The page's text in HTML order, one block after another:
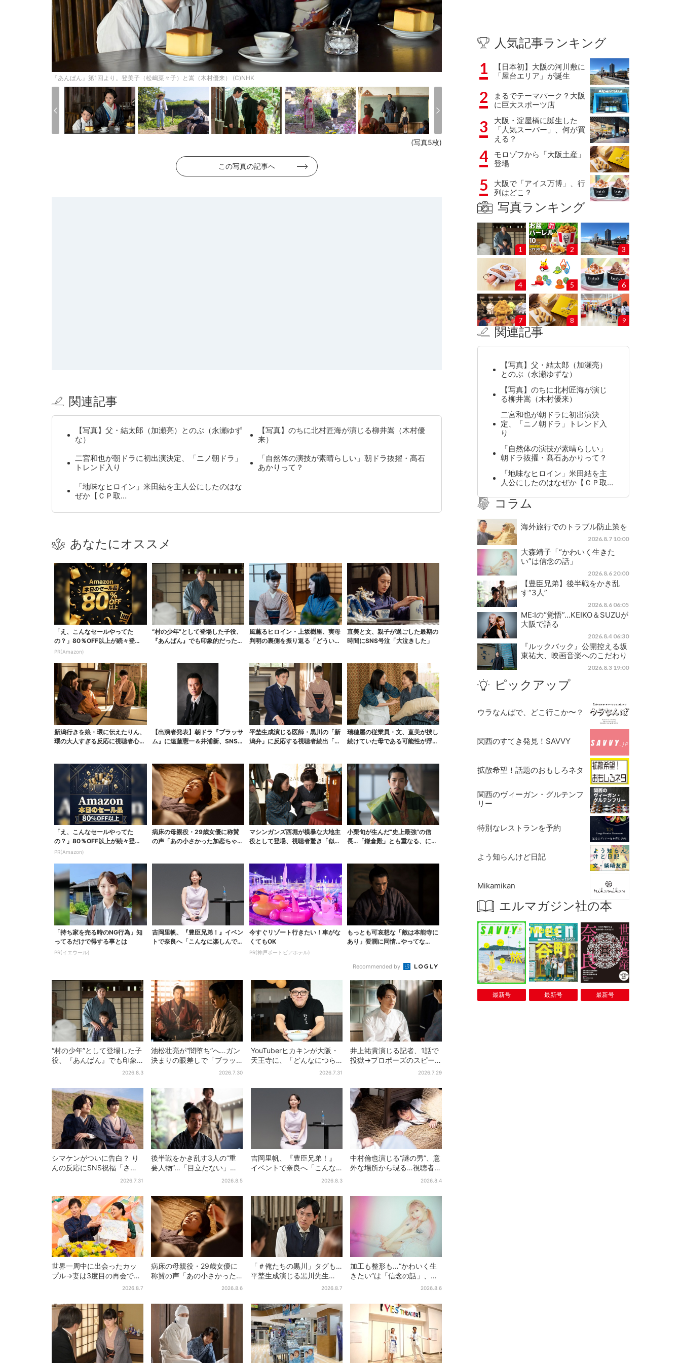
『あんぱん』第1回より。登美子（松嶋菜々子）と嵩（木村優来） (C)NHK
(写真5枚)
この写真の記事へ
関連記事
【写真】父・結太郎（加瀬亮）とのぶ（永瀬ゆず
な）
【写真】のちに北村匠海が演じる柳井嵩（木村優
来）
二宮和也が朝ドラに初出演決定、「ニノ朝ドラ」
トレンド入り
「自然体の演技が素晴らしい」朝ドラ抜擢・髙石
あかりって？
「地味なヒロイン」米田結を主人公にしたのはな
ぜか【ＣＰ取…
あなたにオススメ
「え、こんなセールやってた
の？」80％OFF以上が続々登
場！Amazonの本気が...
PR(Amazon)
“村の少年”として登場した子役、
『あんぱん』でも印象的だった…
風薫るヒロイン・上坂樹里、実母
判明の裏側を振り返る「どういう
直美と文、親子が過ごした最期の
時間にSNS号泣「大泣きした」
新潟行きを娘・環に伝えたりん、
環の大人すぎる反応に視聴者心配
【出演者発表】朝ドラ『ブラッサ
ム』に遠藤憲一＆井浦新、SNS期
平埜生成演じる医師・黒川の「新
潟弁」に反応する視聴者続出「グ
瑞穂屋の従業員・文、直美が捜し
続けていた母である可能性が浮
「え、こんなセールやってた
の？」80％OFF以上が続々登
場！Amazonの本気が...
PR(Amazon)
病床の母親役・29歳女優に称賛
の声「あの小さかった加恋ちゃん
マシンガンズ西堀が横暴な大地主
役として登場、視聴者驚き「似て
小栗旬が生んだ“史上最強”の信
長…「鎌倉殿」とも重なる、にじ
「持ち家を売る時のNG行為」知
ってるだけで得する事とは
PR(イエウール)
吉岡里帆、『豊臣兄弟！』イベン
トで奈良へ「こんなに楽しんでも
今すぐリゾート行きたい！車がな
くてもOK
PR(神戸ポートピアホテル)
もっとも可哀想な「敵は本能寺に
あり」要潤に同情…やってな
Recommended by
“村の少年”として登場した子
役、『あんぱん』でも印象
的だった…視聴者驚き「どう
2026.8.3
池松壮亮が“闇堕ち”へ…ガン
決まりの眼差しで「ブラッ
ク秀吉がログイン」【豊臣
2026.7.30
YouTuberヒカキンが大阪・
天王寺に、「どんなにつら
い時でも…」ラーメン愛＆兄
2026.7.31
井上祐貴演じる記者、1話で
投獄→プロポーズのスピー
ド感に視聴者驚き「横沢さ
2026.7.29
シマケンがついに告白？ り
んの反応にSNS祝福「さす
がに伝わったよね？」2026.7.31
後半戦をかき乱す3人の“重
要人物”…「目立たない」主
人公・仲野太賀も、モブキ
2026.8.5
吉岡里帆、『豊臣兄弟！』
イベントで奈良へ「こんな
に楽しんでもらえてうれし
2026.8.3
中村倫也演じる“謎の男”、意
外な場所から現る…視聴者歓
喜「こんな登場シーンと2026.8.4
世界一周中に出会ったカッ
プル→妻は3度目の再会で
「夫の顔の良さを認識」ジ
2026.8.7
病床の母親役・29歳女優に
称賛の声「あの小さかった
加恋ちゃんが…」朝ドラ視聴
2026.8.6
「＃俺たちの黒川」タグも…
平埜生成演じる黒川先生
の“退場”にSNS悲鳴「もっと
2026.8.7
加工も整形も…“かわいく生
きたい”は「信念の話」、大
森靖子が新作に込めた思い
2026.8.6
人気記事ランキング
1
【日本初】大阪の河川敷に
「屋台エリア」が誕生
2
まるでテーマパーク？大阪
に巨大スポーツ店
3
大阪・淀屋橋に誕生した
「人気スーパー」、何が買
える？
4
モロゾフから「大阪土産」
登場
5
大阪で「アイス万博」、行
列はどこ？
写真ランキング
1 2 3
4 5 6
7 8 9
関連記事
【写真】父・結太郎（加瀬亮）
とのぶ（永瀬ゆずな）
【写真】のちに北村匠海が演じ
る柳井嵩（木村優来）
二宮和也が朝ドラに初出演決
定、「ニノ朝ドラ」トレンド入
り
「自然体の演技が素晴らしい」
朝ドラ抜擢・髙石あかりって？
「地味なヒロイン」米田結を主
人公にしたのはなぜか【ＣＰ取…
コラム
海外旅行でのトラブル防止策を
2026.8.7 10:00
大森靖子「“かわいく生きた
い”は信念の話」
2026.8.6 20:00
【豊臣兄弟】後半戦をかき乱
す“3人”
2026.8.6 06:05
ME:Iの“覚悟”…KEIKO＆SUZUが
大阪で語る
2026.8.4 06:30
『ルックバック』公開控える坂
東祐大、映画音楽へのこだわり
2026.8.3 19:00
ピックアップ
ウラなんばで、どこ行こか〜？
関西のすてき発見！SAVVY
拡散希望！話題のおもしろネタ
関西のヴィーガン・グルテンフ
リー
特別なレストランを予約
よう知らんけど日記
Mikamikan
エルマガジン社の本
最新号 最新号 最新号